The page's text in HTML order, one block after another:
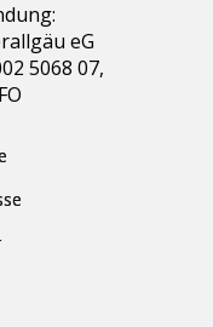
eG
5068 07,